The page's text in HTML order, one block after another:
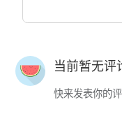
当前暂无评
快来发表你的评